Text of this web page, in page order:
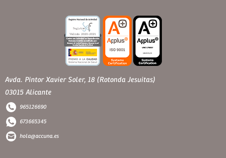
Avda. Pintor Xavier Soler, 18 (Rotonda Jesuitas)
03015 Alicante
965126690
673665345
hola@accuna.es